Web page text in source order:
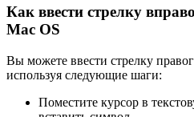
Как ввести стрелку
Mac OS
Вы можете ввести стрелку
используя следующие шаги:
Поместите курсор в